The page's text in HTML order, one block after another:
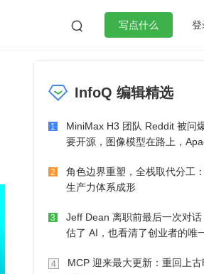
 写点什么 登
微服务架构 flutter
InfoQ 编辑精选
1
MiniMax H3 团队 Reddit 被问
要开源，图像模型在路上，
2
角色边界重塑，全栈取代分工
生产力体系成形
3
Jeff Dean 离职前最后一次对
估了 AI，也看清了创业者的唯
4
MCP 迎来最大更新：重回上